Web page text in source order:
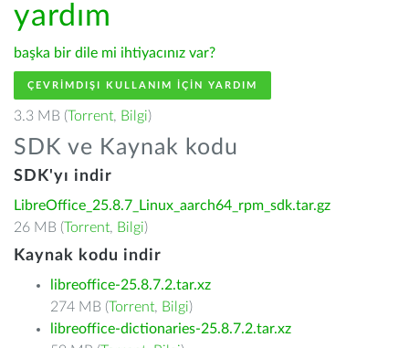
yardım
başka bir dile mi ihtiyacınız var?
ÇEVRIMDIŞI KULLANIM IÇIN YARDIM
3.3 MB (Torrent, Bilgi)
SDK ve Kaynak kodu
SDK'yı indir
LibreOffice_25.8.7_Linux_aarch64_rpm_sdk.tar.gz
26 MB (Torrent, Bilgi)
Kaynak kodu indir
libreoffice-25.8.7.2.tar.xz
274 MB (Torrent, Bilgi)
libreoffice-dictionaries-25.8.7.2.tar.xz